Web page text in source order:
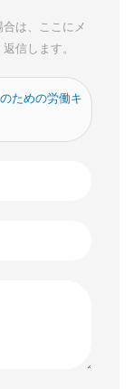
は、ここにメ
信します。
ための労働キ